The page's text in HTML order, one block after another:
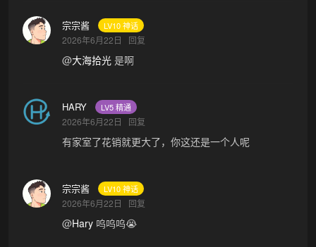
宗宗酱 LV10 神话
2026年6月22日 回复
@大海拾光 是啊
HARY LV5 精通
2026年6月22日 回复
有家室了花销就更大了，你这还是一个人呢
宗宗酱 LV10 神话
2026年6月22日 回复
@Hary 呜呜呜😭